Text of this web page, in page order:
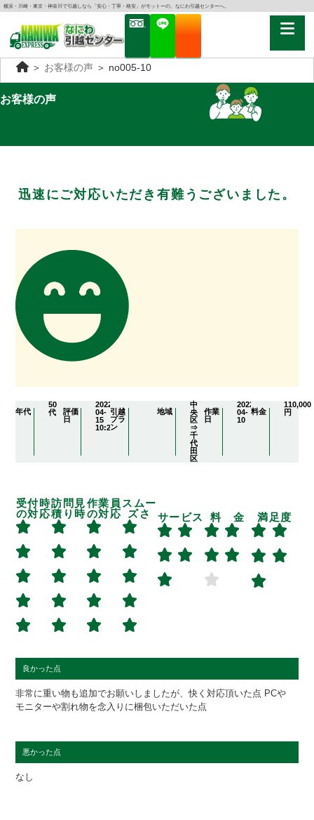
横浜・川崎・東京・神奈川で引越しなら「安心・丁寧・格安」がモットーの、なにわ引越センターへ。
＞ お客様の声 ＞ no005-10
お客様の声
迅速にご対応いただき有難うございました。
年代
50
代
評価
日
2022-
04-
15
10:27:12
引越
プラ
ン
地域
中
央
区
⇒
千
代
田
区
作業
日
2022-
04-
10
料金
110,000
円
受付時
の対応
訪問見
積り時
作業員
の対応
スムー
ズさ
サービス 料 金 満足度
良かった点
非常に重い物も追加でお願いしましたが、快く対応頂いた点 PCや
モニターや割れ物を念入りに梱包いただいた点
悪かった点
なし